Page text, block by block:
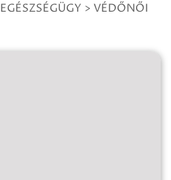
EGÉSZSÉGÜGY > VÉDŐNŐI